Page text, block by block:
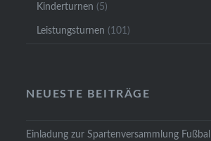
Kinderturnen (5)
Leistungsturnen (101)
NEUESTE BEITRÄGE
Einladung zur Spartenversammlung